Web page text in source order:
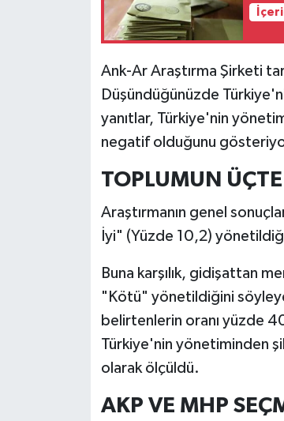
Ank-Ar Araştırma Şirketi
Düşündüğünüzde
yanıtlar, Türkiye'nin
negatif olduğunu
TOPLUMUN
Araştırmanın genel
İyi" (Yüzde 10,2)
Buna karşılık, gidişattan
"Kötü" yönetildiğini
belirtenlerin oranı yüzde
Türkiye'nin yönetiminden
olarak ölçüldü.
AKP VE MHP